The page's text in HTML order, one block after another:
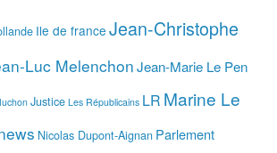
Ile de france Jean-Christophe
Luc MelenchonJean-Marie Le Pen
Justice Les Républicains LR Marine Le
Nicolas Dupont-Aignan Parlement